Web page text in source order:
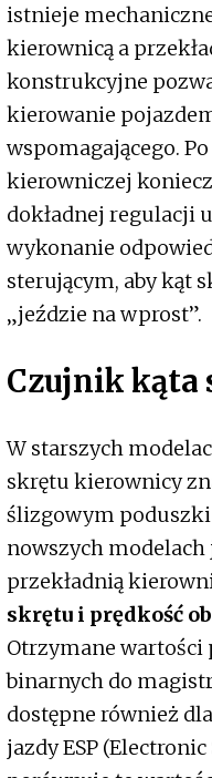
istnieje
kierownicą a
konstrukcyjne
kierowanie
wspomagającego.
kierowniczej
dokładnej regulacji
wykonanie
sterującym, aby kąt
„jeździe na wprost”.
Czujnik
W starszych
skrętu kierownicy
ślizgowym
nowszych
przekładnią
skrętu i prędkość
Otrzymane wartości
binarnych do
dostępne również
jazdy ESP